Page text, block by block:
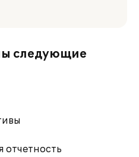
следующие
отчетность